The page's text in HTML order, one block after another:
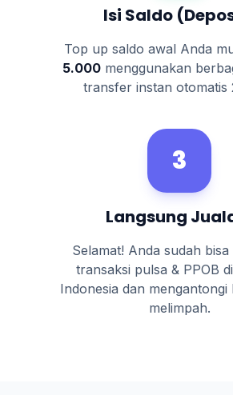
Isi Saldo
Top up saldo awal Anda
5.000menggunakan
transfer instan otomatis
3
Langsung
Selamat! Anda sudah bisa
transaksi pulsa & PPOB
Indonesia dan mengantongi
melimpah.